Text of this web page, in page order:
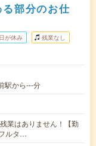
る部分のお仕
が休み 残業なし
駅から---分
業はありません！【勤
ルタ…